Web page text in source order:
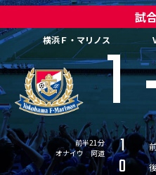
試
横浜Ｆ・マリノス1
前半21分
オナイウ 阿道
1
0